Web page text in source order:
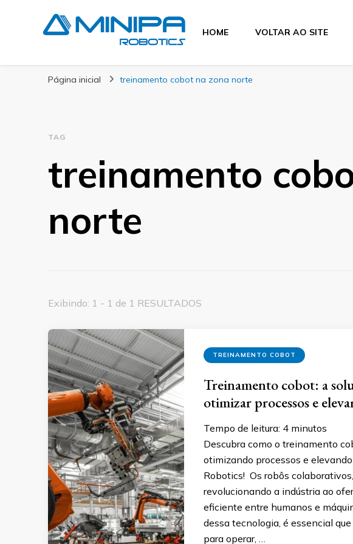
Blog Minipa Robotics
HOME VOLTAR AO SITE
Página inicial treinamento cobot na zona norte
TAG
treinamento
norte
Exibindo: 1 - 1 de 1 RESULTADOS
TREINAMENTO COBOT
Treinamento cobot: a
otimizar processos e
Tempo de leitura: 4 minutos
Descubra como o treinamento
otimizando processos e
Robotics! Os robôs
revolucionando a indústria ao
eficiente entre humanos e
dessa tecnologia, é essencial
para operar, …